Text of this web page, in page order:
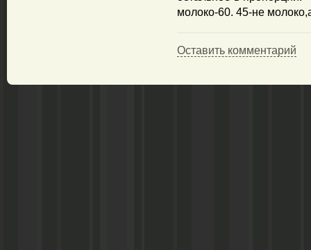
молоко-60. 45-не
Оставить комментарий